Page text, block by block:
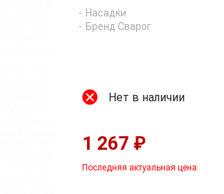
Насадки
Бренд Сварог
Нет в наличии
1 267 ₽
Последняя актуальная цена